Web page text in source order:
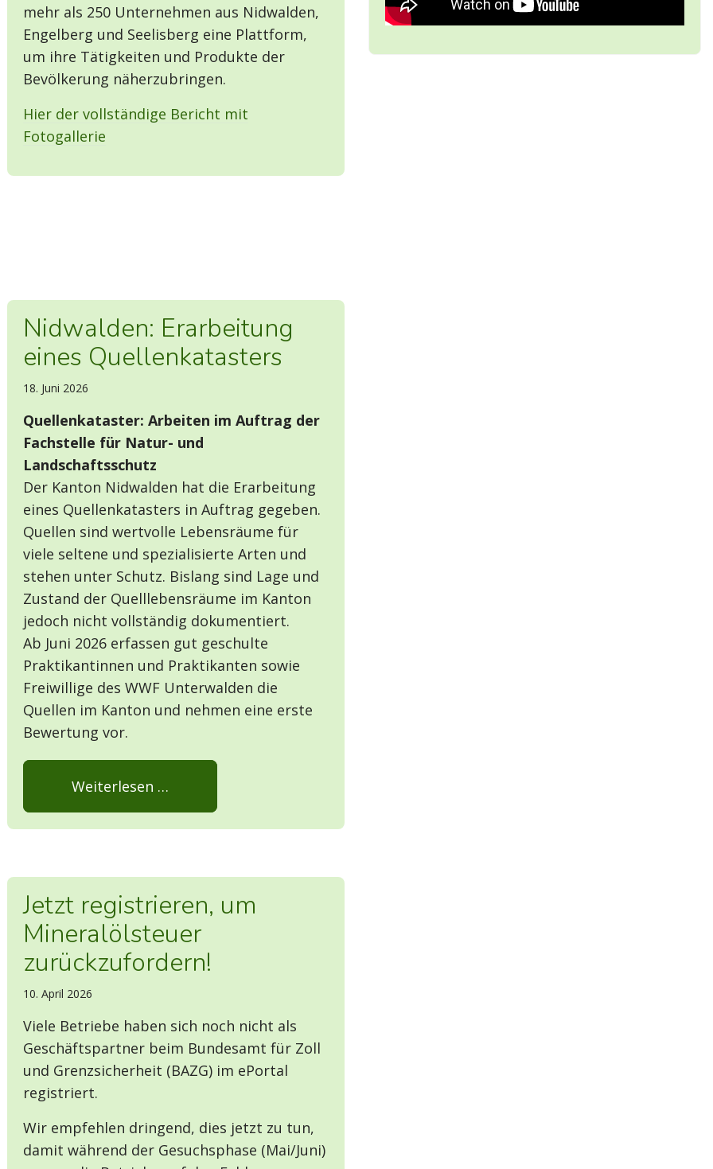
mehr als 250 Unternehmen aus Nidwalden,
Engelberg und Seelisberg eine Plattform,
um ihre Tätigkeiten und Produkte der
Bevölkerung näherzubringen.
Hier der vollständige Bericht mit
Fotogallerie
Nidwalden: Erarbeitung
eines Quellenkatasters
18. Juni 2026
Quellenkataster: Arbeiten im Auftrag der
Fachstelle für Natur- und
Landschaftsschutz
Der Kanton Nidwalden hat die Erarbeitung
eines Quellenkatasters in Auftrag gegeben.
Quellen sind wertvolle Lebensräume für
viele seltene und spezialisierte Arten und
stehen unter Schutz. Bislang sind Lage und
Zustand der Quelllebensräume im Kanton
jedoch nicht vollständig dokumentiert.
Ab Juni 2026 erfassen gut geschulte
Praktikantinnen und Praktikanten sowie
Freiwillige des WWF Unterwalden die
Quellen im Kanton und nehmen eine erste
Bewertung vor.
Weiterlesen …
Jetzt registrieren, um
Mineralölsteuer
zurückzufordern!
10. April 2026
Viele Betriebe haben sich noch nicht als
Geschäftspartner beim Bundesamt für Zoll
und Grenzsicherheit (BAZG) im ePortal
registriert.
Wir empfehlen dringend, dies jetzt zu tun,
damit während der Gesuchsphase (Mai/Juni)